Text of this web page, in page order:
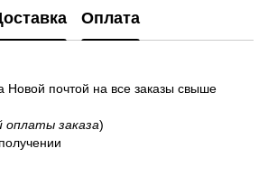
Оплата
Новой почтой на все заказы свыше
оплаты заказа)